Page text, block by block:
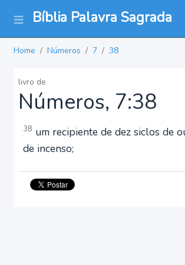
Bíblia Palavra Sagrada
Home Números 7 38
livro de
Números, 7:38
38 um recipiente de dez siclos de
de incenso;